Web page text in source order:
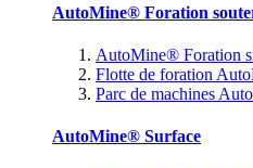
AutoMine® Foration
AutoMine® Foration
Flotte de foration
Parc de machines
AutoMine® Surface